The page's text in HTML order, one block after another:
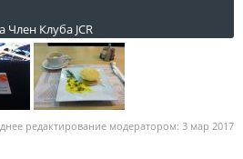
Член Клуба JCR
редактирование модератором: 3 мар 2017